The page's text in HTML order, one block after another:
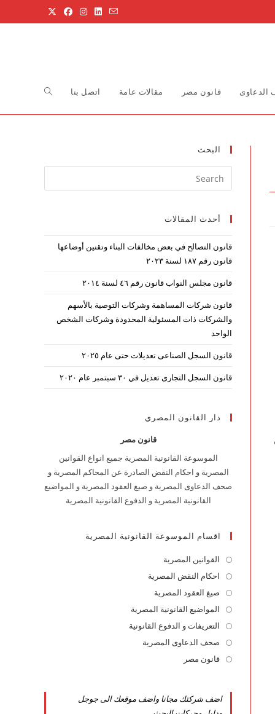
قانون مصر مقالات عامة اتصل بنا Toggle
البحث
Escape
أحدث المقالات
قانون التصالح في بعض مخالفات البناء وتقنين أوضاعها
قانون رقم ۱۸۷ لسنة ۲۰۲۳
قانون مجلس النواب قانون رقم ٤٦ لسنة ٢٠١٤
قانون شركات المساهمة وشركات التوصية بالأسهم
والشركات ذات المسئولية المحدودة وشركات الشخص
الواحد
قانون السجل الصناعى تعديلات حتى عام ٢٠٢٥
قانون السجل التجارى تعديل في ٣٠ سبتمبر عام ٢٠٢٠
دار القانون المصري
قانون مصر
الموسوعة القانونية المصرية جميع انواع القوانين
المصرية و احكام النقض الصادرة عن المحاكم المصرية و
صحف الدعاوى المصرية و صيغ العقود المصرية و المواضيع
القانونية المصرية و الدفوع القانونية المصرية
اقسام الموسوعة القانونية المصرية
القوانين المصرية
in
a
new
tab
احكام النقض المصرية
a
new
صيغ العقود المصرية
in
a
new
المواضيع القانونية المصرية
inالتعريفات و الدفوع القانونية
صحف الدعاوى المصرية
tab
قانون مصر
new
اضف شركتك مجانا واضف موقعك الى جوجل